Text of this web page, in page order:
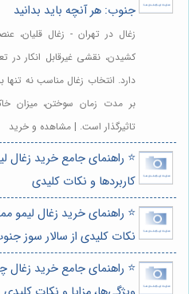
جنوب: هر آنچه باید بدانید
زغال در تهران - زغال قلیان،
کشیدن، نقشی غیرقابل انکار
دارد. انتخاب زغال مناسب نه تنها
بر مدت زمان سوختن، میزان
تاثیرگذار است. | مشاهده و خرید
⭐️ راهنمای جامع خرید زغال
کاربردها و نکات کلیدی
⭐️ راهنمای خرید زغال لیمو
نکات کلیدی از سالار سوز
⭐️ راهنمای جامع خرید زغال